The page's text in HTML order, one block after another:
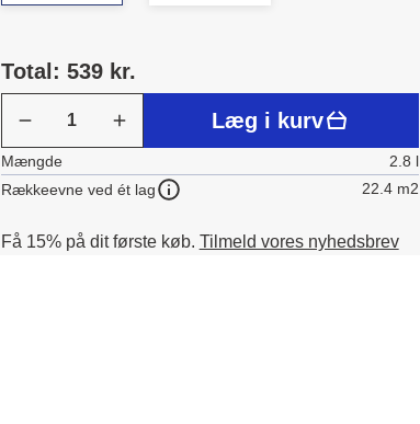
Total: 539 kr.
Læg i kurv
Mængde
2.8 l
Rækkeevne ved ét lag
22.4 m2
Få 15% på dit første køb. Tilmeld vores nyhedsbrev